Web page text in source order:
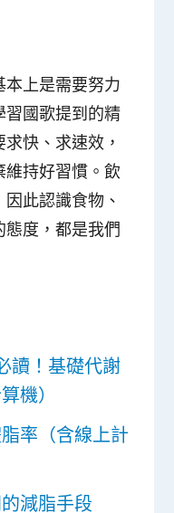
上是需要努力
習國歌提到的精
快、求速效，
持好習慣。飲
此認識食物、
度，都是我們
讀！基礎代謝
機）
率（含線上計
減脂手段